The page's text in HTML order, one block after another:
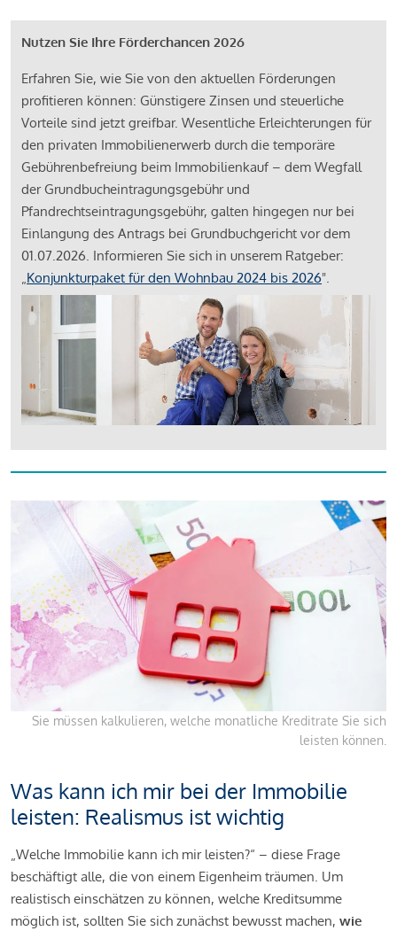
Nutzen Sie Ihre Förderchancen 2026
Erfahren Sie, wie Sie von den aktuellen Förderungen
profitieren können: Günstigere Zinsen und steuerliche
Vorteile sind jetzt greifbar. Wesentliche Erleichterungen für
den privaten Immobilienerwerb durch die temporäre
Gebührenbefreiung beim Immobilienkauf – dem Wegfall
der Grundbucheintragungsgebühr und
Pfandrechtseintragungsgebühr, galten hingegen nur bei
Einlangung des Antrags bei Grundbuchgericht vor dem
01.07.2026. Informieren Sie sich in unserem Ratgeber:
„Konjunkturpaket für den Wohnbau 2024 bis 2026".
Sie müssen kalkulieren, welche monatliche Kreditrate Sie sich
leisten können.
Was kann ich mir bei der Immobilie
leisten: Realismus ist wichtig
„Welche Immobilie kann ich mir leisten?“ – diese Frage
beschäftigt alle, die von einem Eigenheim träumen. Um
realistisch einschätzen zu können, welche Kreditsumme
möglich ist, sollten Sie sich zunächst bewusst machen, wie